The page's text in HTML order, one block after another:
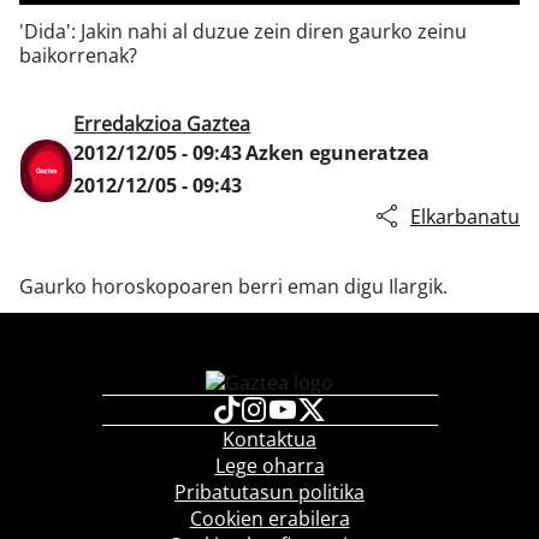
'Dida': Jakin nahi al duzue zein diren gaurko zeinu
baikorrenak?
Erredakzioa Gaztea
2012/12/05 - 09:43Azken eguneratzea
2012/12/05 - 09:43
Elkarbanatu
Gaurko horoskopoaren berri eman digu Ilargik.
Kontaktua
Lege oharra
Pribatutasun politika
Cookien erabilera